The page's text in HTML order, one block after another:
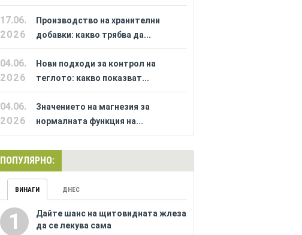
17.06.
2026
Производство на хранителни
добавки: какво трябва да...
04.06.
2026
Нови подходи за контрол на
теглото: какво показват...
04.06.
2026
Значението на магнезия за
нормалната функция на...
ПОПУЛЯРНО:
ВИНАГИ ДНЕС
1
Дайте шанс на щитовидната жлеза
да се лекува сама